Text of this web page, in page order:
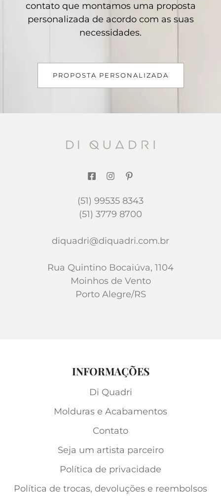
contato que montamos uma proposta
personalizada de acordo com as suas
necessidades.
PROPOSTA PERSONALIZADA
(51) 99535 8343
(51) 3779 8700
diquadri@diquadri.com.br
Rua Quintino Bocaiúva, 1104
Moinhos de Vento
Porto Alegre/RS
INFORMAÇÕES
Di Quadri
Molduras e Acabamentos
Contato
Seja um artista parceiro
Política de privacidade
Política de trocas, devoluções e reembolsos